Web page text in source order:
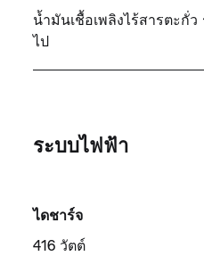
น้ำมันเชื้อเพลิงไร้สารตะกั่
ไป
ระบบไฟฟ้า
ไดชาร์จ
416 วัตต์